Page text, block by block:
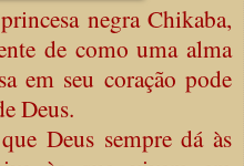
negra Chikaba,
de como uma alma
em seu coração pode
Deus.
Deus sempre dá às